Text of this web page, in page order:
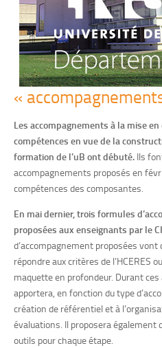
«
Les accompagnements à la mise
compétences en vue de la
formation de l’uB ont débuté. Ils
accompagnements proposés en
compétences des composantes.
En mai dernier, trois formules
proposées aux enseignants par le
d’accompagnement proposées
répondre aux critères de l’HCERES
maquette en profondeur. Durant ces
apportera, en fonction du type
création de référentiel et à
évaluations. Il proposera
outils pour chaque étape.